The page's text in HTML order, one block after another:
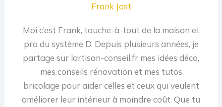
Frank Jost
Moi c’est Frank, touche-à-tout de la maison et
pro du système D. Depuis plusieurs années, je
partage sur lartisan-conseil.fr mes idées déco,
mes conseils rénovation et mes tutos
bricolage pour aider celles et ceux qui veulent
améliorer leur intérieur à moindre coût. Que tu